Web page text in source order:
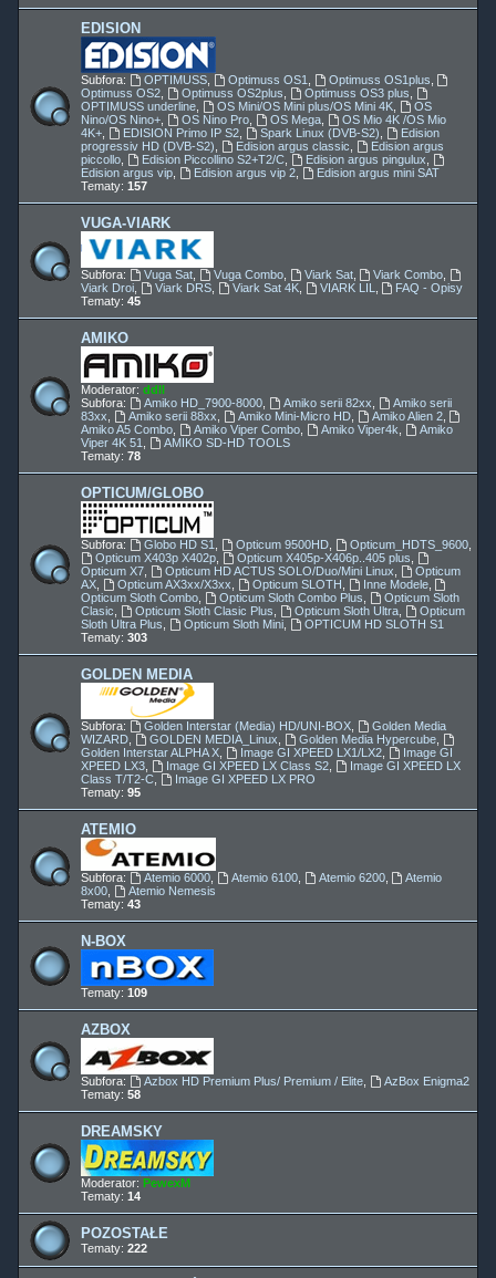
EDISION
Subfora: OPTIMUSS, Optimuss OS1 Optimuss OS1plus
Optimuss OS2
Optimuss OS2plus Optimuss OS3 plus
OPTIMUSS underline
OS Mini/OS Mini plus/OS Mini 4K,
OS
Nino/OS Nino+
OS Nino Pro, OS Mega,
OS Mio 4K /OS Mio
4K+
EDISION Primo IP S2, Spark Linux (DVB-S2)
Edision
progressiv HD (DVB-S2)
Edision argus classic
Edision argus
piccollo
Edision Piccollino S2+T2/C, Edision argus pingulux
Edision argus vip
Edision argus vip 2,
Edision argus mini SAT
Tematy: 157
VUGA-VIARK
Subfora: Vuga Sat, Vuga Combo, Viark Sat, Viark Combo
Viark Droi
Viark DRS, Viark Sat 4K, VIARK LIL
FAQ - Opisy
Tematy: 45
AMIKO
Moderator: ddll
Subfora:
Amiko HD_7900-8000, Amiko serii 82xx
Amiko serii
83xx
Amiko serii 88xx Amiko Mini-Micro HD, Amiko Alien 2,
Amiko A5 Combo
Amiko Viper Combo, Amiko Viper4k
Amiko
Viper 4K 51
AMIKO SD-HD TOOLS
Tematy: 78
OPTICUM/GLOBO
Subfora: Globo HD S1 Opticum 9500HD, Opticum_HDTS_9600,
Opticum X403p X402p, Opticum X405p-X406p..405 plus
Opticum X7
Opticum HD ACTUS SOLO/Duo/Mini Linux
Opticum
AX
Opticum AX3xx/X3xx Opticum SLOTH Inne Modele,
Opticum Sloth Combo
Opticum Sloth Combo Plus
Opticum Sloth
Clasic
Opticum Sloth Clasic Plus Opticum Sloth Ultra,
Opticum
Sloth Ultra Plus
Opticum Sloth Mini,
OPTICUM HD SLOTH S1
Tematy: 303
GOLDEN MEDIA
Subfora: Golden Interstar (Media) HD/UNI-BOX,
Golden Media
WIZARD
GOLDEN MEDIA_Linux Golden Media Hypercube,
Golden Interstar ALPHA X
Image GI XPEED LX1/LX2,
Image GI
XPEED LX3
Image GI XPEED LX Class S2,
Image GI XPEED LX
Class T/T2-C
Image GI XPEED LX PRO
Tematy: 95
ATEMIO
Subfora: Atemio 6000, Atemio 6100, Atemio 6200,
Atemio
8x00
Atemio Nemesis
Tematy: 43
N-BOX
Tematy: 109
AZBOX
Subfora: Azbox HD Premium Plus/ Premium / Elite,
AzBox Enigma2
Tematy: 58
DREAMSKY
Moderator: PewexM
Tematy: 14
POZOSTAŁE
Tematy: 222